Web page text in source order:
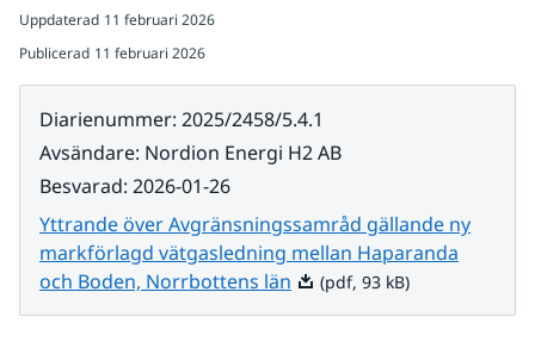
Uppdaterad 11 februari 2026
Publicerad 11 februari 2026
Diarienummer: 2025/2458/5.4.1
Avsändare: Nordion Energi H2 AB
Besvarad: 2026-01-26
Yttrande över Avgränsningssamråd gällande ny
markförlagd vätgasledning mellan Haparanda
och Boden, Norrbottens län Pdf, 93 kB.
(pdf, 93 kB)